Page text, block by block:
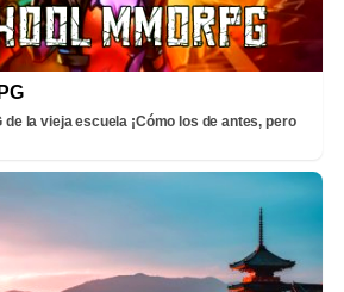
de la vieja escuela ¡Cómo los de antes, pero